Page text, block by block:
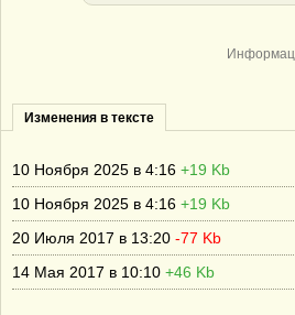
Изменения в тексте
10 Ноября 2025 в 4:16 +19 Kb
10 Ноября 2025 в 4:16 +19 Kb
20 Июля 2017 в 13:20 -77 Kb
14 Мая 2017 в 10:10 +46 Kb